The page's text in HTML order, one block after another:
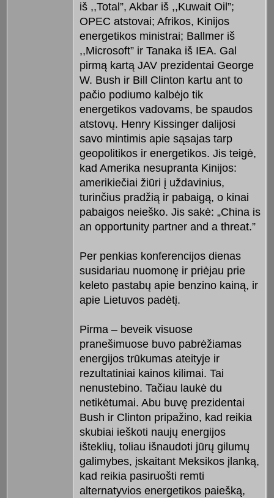
iš ,,Total”, Akbar iš ,,Kuwait Oil”;
OPEC atstovai; Afrikos, Kinijos
energetikos ministrai; Ballmer iš
,,Microsoft” ir Tanaka iš IEA. Gal
pirmą kartą JAV prezidentai George
W. Bush ir Bill Clinton kartu ant to
pačio podiumo kalbėjo tik
energetikos vadovams, be spaudos
atstovų. Henry Kissinger dalijosi
savo mintimis apie sąsajas tarp
geopolitikos ir energetikos. Jis teigė,
kad Amerika nesupranta Kinijos:
amerikiečiai žiūri į uždavinius,
turinčius pradžią ir pabaigą, o kinai
pabaigos neieško. Jis sakė: „China is
an opportunity partner and a threat.”
Per penkias konferencijos dienas
susidariau nuomonę ir priėjau prie
keleto pastabų apie benzino kainą, ir
apie Lietuvos padėtį.
Pirma – beveik visuose
pranešimuose buvo pabrėžiamas
energijos trūkumas ateityje ir
rezultatiniai kainos kilimai. Tai
nenustebino. Tačiau laukė du
netikėtumai. Abu buvę prezidentai
Bush ir Clinton pripažino, kad reikia
skubiai ieškoti naujų energijos
išteklių, toliau išnaudoti jūrų gilumų
galimybes, įskaitant Meksikos įlanką,
kad reikia pasiruošti remti
alternatyvios energetikos paiešką,